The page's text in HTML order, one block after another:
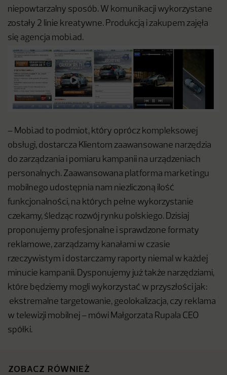
niepowtarzalny sposób. W komunikacji wykorzystane
zostały 2 linie kreatywne. Produkcją i zakupem zajęła
się agencja mobi.ad.
– Mobi.ad to podmiot, który oprócz kompleksowej
obsługi, dostarcza Klientom zaawansowane narzędzia
do zarządzania i pomiaru kampanii na urządzeniach
personalnych. Zaawansowana platforma marketingu
mobilnego udostępnia nam niezliczoną ilość
funkcjonalności, na których pełne wykorzystanie
czekamy, śledząc rozwój rynku polskiego. Dzisiaj
proponujemy profesjonalne i sprawdzone formaty
reklamowe, zarządzamy kanałami w czasie
rzeczywistym i dostarczamy raporty niemal w każdej
minucie kampanii. Dysponujemy już także narzędziami,
które będziemy mogli wykorzystać w przyszłości jak:
ekstremalne targetowanie, geolokalizacja, czy reklama
w telewizji mobilnej – mówi Małgorzata Rupala CEO
spółki.
ZOBACZ RÓWNIEŻ